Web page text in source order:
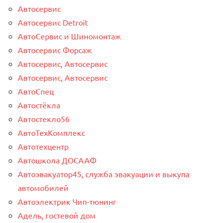
Автосервис
Автосервис Detroit
АвтоСервис и Шиномонтаж
Автосервис Форсаж
Автосервис, Автосервис
Автосервис, Автосервис
АвтоСпец
Автостёкла
Автостекло56
АвтоТехКомплекс
Автотехцентр
Автошкола ДОСААФ
Автоэвакуатор45, служба эвакуации и выкупа
автомобилей
Автоэлектрик Чип-тюнинг
Адель, гостевой дом